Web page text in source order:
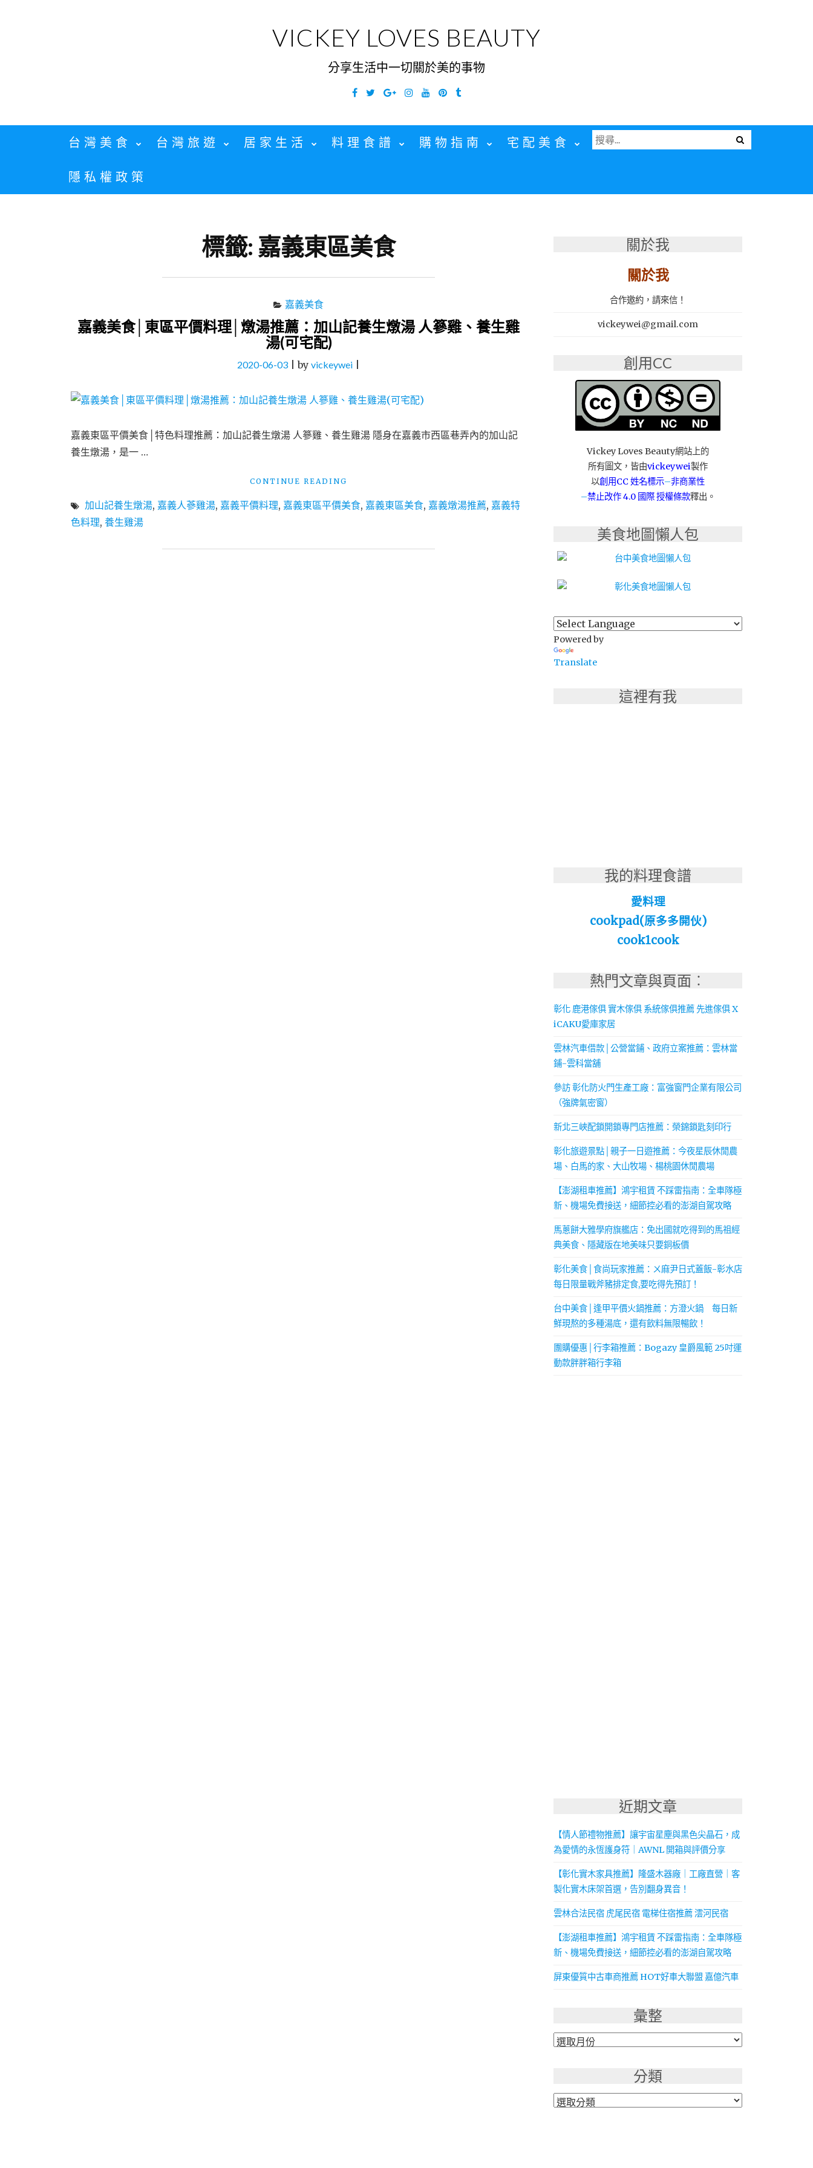
VICKEY LOVES BEAUTY
分享生活中一切關於美的事物
Facebook
TwitterGoogleInstagramYouTubePinterest
Tumblr
台灣美食 台灣旅遊 居家生活 料理食譜 購物指南 宅配美食
隱私權政策
Menu
搜
尋
標籤: 嘉義東區美食
嘉義美食
嘉義美食│東區平價料理│燉湯推薦：加山記養生燉湯 人篸雞、養生雞
湯(可宅配)
2020-06-03 |by vickeywei
嘉義東區平價美食│特色料理推薦：加山記養生燉湯 人篸雞、養生雞湯 隱身在嘉義市西區巷弄內的加山記
養生燉湯，是一 …
CONTINUE READING
美
加山記養生燉湯, 嘉義人蔘雞湯, 嘉義平價料理, 嘉義東區平價美食, 嘉義東區美食, 嘉義燉湯推薦, 嘉義特
色料理, 養生雞湯
關於我
關於我
合作邀約，請來信！
vickeywei@gmail.com
創用CC
Vickey Loves Beauty網站上的
所有圖文，皆由vickeywei製作
以創用CC 姓名標示–非商業性
–禁止改作4.0 國際 授權條款釋出。
美食地圖懶人包
Powered by
Translate
這裡有我
我的料理食譜
愛料理
cookpad(原多多開伙)
cook1cook
熱門文章與頁面︰
彰化 鹿港傢俱 實木傢俱 系統傢俱推薦 先進傢俱 X
iCAKU愛庫家居
雲林汽車借款│公營當鋪、政府立案推薦：雲林當
鋪-雲科當舖
參訪 彰化防火門生產工廠：富強窗門企業有限公司
（強牌氣密窗）
新北三峽配鎖開鎖專門店推薦：榮錦鎖匙刻印行
彰化旅遊景點│親子一日遊推薦：今夜星辰休閒農
場、白馬的家、大山牧場、楊桃園休閒農場
【澎湖租車推薦】鴻宇租賃 不踩雷指南：全車隊極
新、機場免費接送，細節控必看的澎湖自駕攻略
馬蔥餅大雅學府旗艦店：免出國就吃得到的馬祖經
典美食、隱藏版在地美味只要銅板價
彰化美食│食尚玩家推薦：ㄨ麻尹日式蓋飯-彰水店
每日限量戰斧豬排定食,要吃得先預訂！
台中美食│逢甲平價火鍋推薦：方澄火鍋 每日新
鮮現熬的多種湯底，還有飲料無限暢飲！
團購優惠│行李箱推薦：Bogazy 皇爵風範 25吋運
動款胖胖箱行李箱
近期文章
【情人節禮物推薦】讓宇宙星塵與黑色尖晶石，成
為愛情的永恆護身符｜AWNL 開箱與評價分享
【彰化實木家具推薦】隆盛木器廠｜工廠直營｜客
製化實木床架首選，告別翻身異音！
雲林合法民宿 虎尾民宿 電梯住宿推薦 澐河民宿
【澎湖租車推薦】鴻宇租賃 不踩雷指南：全車隊極
新、機場免費接送，細節控必看的澎湖自駕攻略
屏東優質中古車商推薦 HOT好車大聯盟 嘉億汽車
彙整
彙
分類
分